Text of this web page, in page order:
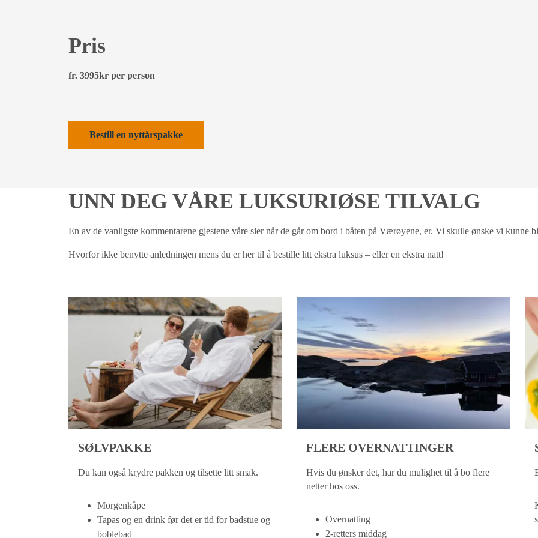
Pris
fr. 3995kr per person
Bestill en nyttårspakke
UNN DEG VÅRE LUKSURIØSE TILVALG
En av de vanligste kommentarene gjestene våre sier når de går om bord i båten på Værøyene, er. Vi skulle ønske vi kunne
Hvorfor ikke benytte anledningen mens du er her til å bestille litt ekstra luksus – eller en ekstra natt!
SØLVPAKKE
Du kan også krydre pakken og tilsette litt smak.
Morgenkåpe
Tapas og en drink før det er tid for badstue og
boblebad
FLERE OVERNATTINGER
Hvis du ønsker det, har du mulighet til å bo flere
netter hos oss.
Overnatting
2-retters middag